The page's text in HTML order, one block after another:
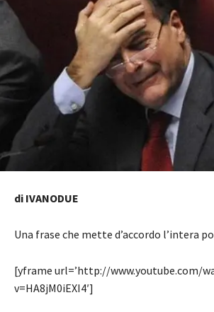
di IVANODUE
Una frase che mette d’accordo l’intera
[yframe url=’http://www.youtube.com/
v=HA8jM0iEXI4′]